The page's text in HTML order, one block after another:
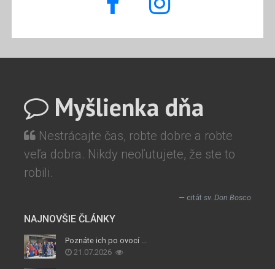
Myšlienka dňa
Nestrácajte čas, robte dobre a robte
veľa dobra. Nikdy neoľutujete, že ste to
robili.
citát sv. Don Bosco
NAJNOVŠIE ČLÁNKY
Poznáte ich po ovocí ...
21.07.2026